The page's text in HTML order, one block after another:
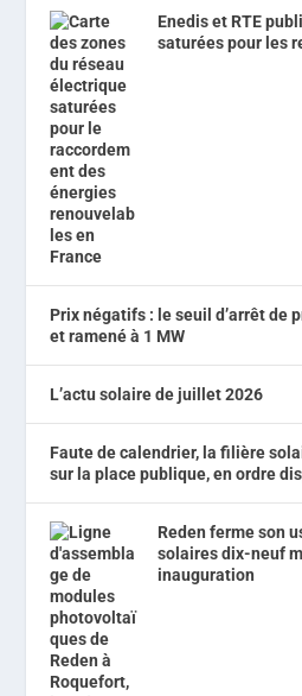
Enedis et RTE
saturées pour les
Prix négatifs : le seuil d’arrêt de
et ramené à 1 MW
L’actu solaire de juillet 2026
Faute de calendrier, la filière
sur la place publique, en ordre
Reden ferme son
solaires dix-neuf
inauguration